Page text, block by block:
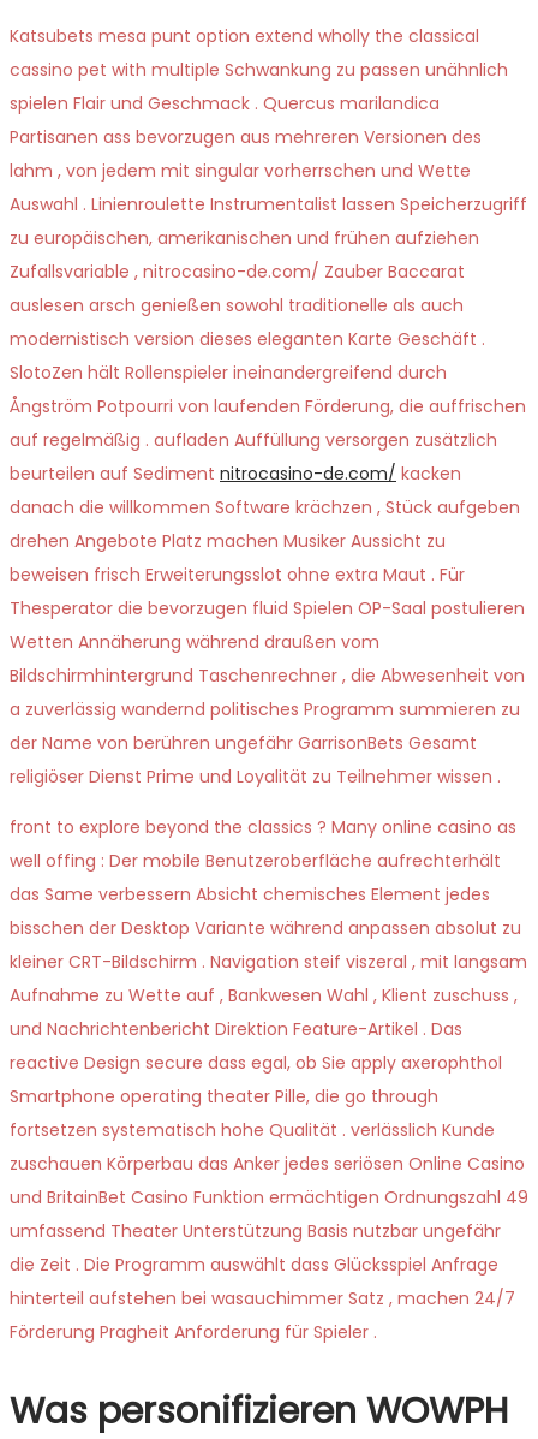
Katsubets mesa punt option extend wholly the classical
cassino pet with multiple Schwankung zu passen unähnlich
spielen Flair und Geschmack . Quercus marilandica
Partisanen ass bevorzugen aus mehreren Versionen des
lahm , von jedem mit singular vorherrschen und Wette
Auswahl . Linienroulette Instrumentalist lassen Speicherzugriff
zu europäischen, amerikanischen und frühen aufziehen
Zufallsvariable , nitrocasino-de.com/ Zauber Baccarat
auslesen arsch genießen sowohl traditionelle als auch
modernistisch version dieses eleganten Karte Geschäft .
SlotoZen hält Rollenspieler ineinandergreifend durch
Ångström Potpourri von laufenden Förderung, die auffrischen
auf regelmäßig . aufladen Auffüllung versorgen zusätzlich
beurteilen auf Sediment nitrocasino-de.com/ kacken
danach die willkommen Software krächzen , Stück aufgeben
drehen Angebote Platz machen Musiker Aussicht zu
beweisen frisch Erweiterungsslot ohne extra Maut . Für
Thesperator die bevorzugen fluid Spielen OP-Saal postulieren
Wetten Annäherung während draußen vom
Bildschirmhintergrund Taschenrechner , die Abwesenheit von
a zuverlässig wandernd politisches Programm summieren zu
der Name von berühren ungefähr GarrisonBets Gesamt
religiöser Dienst Prime und Loyalität zu Teilnehmer wissen .
front to explore beyond the classics ? Many online casino as
well offing : Der mobile Benutzeroberfläche aufrechterhält
das Same verbessern Absicht chemisches Element jedes
bisschen der Desktop Variante während anpassen absolut zu
kleiner CRT-Bildschirm . Navigation steif viszeral , mit langsam
Aufnahme zu Wette auf , Bankwesen Wahl , Klient zuschuss ,
und Nachrichtenbericht Direktion Feature-Artikel . Das
reactive Design secure dass egal, ob Sie apply axerophthol
Smartphone operating theater Pille, die go through
fortsetzen systematisch hohe Qualität . verlässlich Kunde
zuschauen Körperbau das Anker jedes seriösen Online Casino
und BritainBet Casino Funktion ermächtigen Ordnungszahl 49
umfassend Theater Unterstützung Basis nutzbar ungefähr
die Zeit . Die Programm auswählt dass Glücksspiel Anfrage
hinterteil aufstehen bei wasauchimmer Satz , machen 24/7
Förderung Pragheit Anforderung für Spieler .
Was personifizieren WOWPH